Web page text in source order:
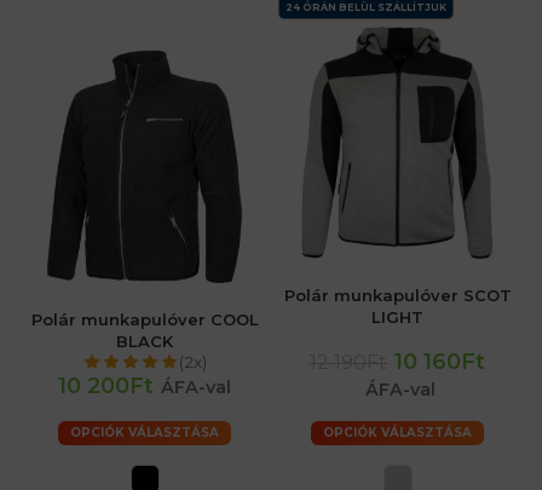
Polár munkapulóver COOL
BLACK
(2x)
10 200Ft ÁFA-val
OPCIÓK VÁLASZTÁSA
24 ÓRÁN BELÜL SZÁLLÍTJUK
Polár munkapulóver SCOT
LIGHT
10 160Ft
ÁFA-val
OPCIÓK VÁLASZTÁSA